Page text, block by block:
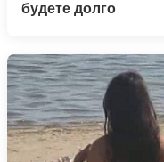
будете долго